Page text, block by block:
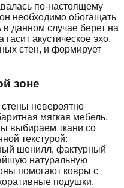
по-настоящему
необходимо обогащать
данном случае берет на
акустическое эхо,
стен, и формирует
зоне
невероятно
мягкая мебель.
выбираем ткани со
текстурой:
шенилл, фактурный
натуральную
помогают ковры с
подушки.